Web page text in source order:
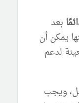
بعد
يمكن أن
لدعم
ويجب